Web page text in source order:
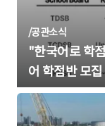
/공관소식
"한국어로 학
어 학점반 모집